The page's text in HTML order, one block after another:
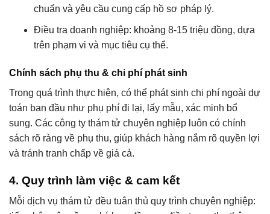
chuẩn và yêu cầu cung cấp hồ sơ pháp lý.
Điều tra doanh nghiệp: khoảng 8-15 triệu đồng, dựa
trên phạm vi và mục tiêu cụ thể.
Chính sách phụ thu & chi phí phát sinh
Trong quá trình thực hiện, có thể phát sinh chi phí ngoài dự
toán ban đầu như phụ phí đi lại, lấy mẫu, xác minh bổ
sung. Các công ty thám tử chuyên nghiệp luôn có chính
sách rõ ràng về phụ thu, giúp khách hàng nắm rõ quyền lợi
và tránh tranh chấp về giá cả.
4. Quy trình làm việc & cam kết
Mỗi dịch vụ thám tử đều tuân thủ quy trình chuyên nghiệp: